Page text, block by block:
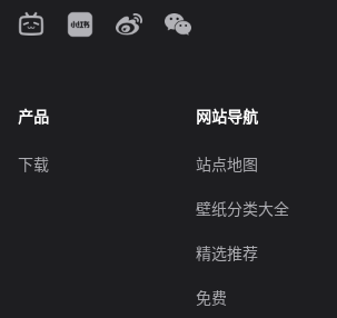
产品
下载
网站导航
站点地图
壁纸分类大全
精选推荐
免费